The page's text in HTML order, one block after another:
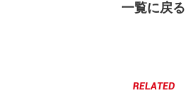
一覧に戻る